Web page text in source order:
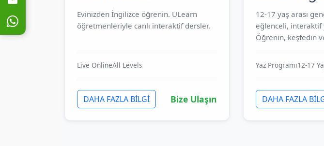
Evinizden İngilizce öğrenin. ULearn
öğretmenleriyle canlı interaktif dersler.
Live OnlineAll Levels
DAHA FAZLA BİLGİ Bize Ulaşın
12-17 yaş arası
eğlenceli, interaktif
Öğrenin, keşfedin
Yaz Programı12-17
DAHA FAZLA